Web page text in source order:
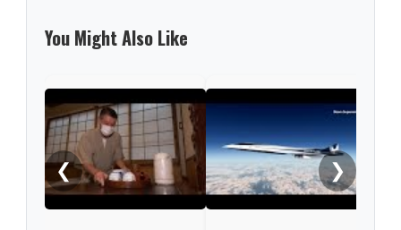
You Might Also Like
❮ ❯